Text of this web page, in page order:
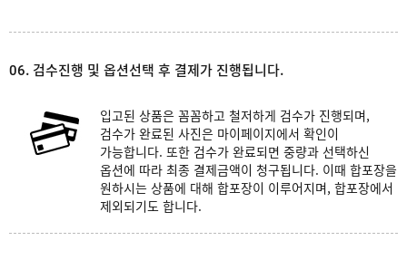
06. 검수진행 및 옵션선택 후 결제가 진행됩니다.
입고된 상품은 꼼꼼하고 철저하게 검수가 진행되며,
검수가 완료된 사진은 마이페이지에서 확인이
가능합니다. 또한 검수가 완료되면 중량과 선택하신
옵션에 따라 최종 결제금액이 청구됩니다. 이때 합포장을
원하시는 상품에 대해 합포장이 이루어지며, 합포장에서
제외되기도 합니다.